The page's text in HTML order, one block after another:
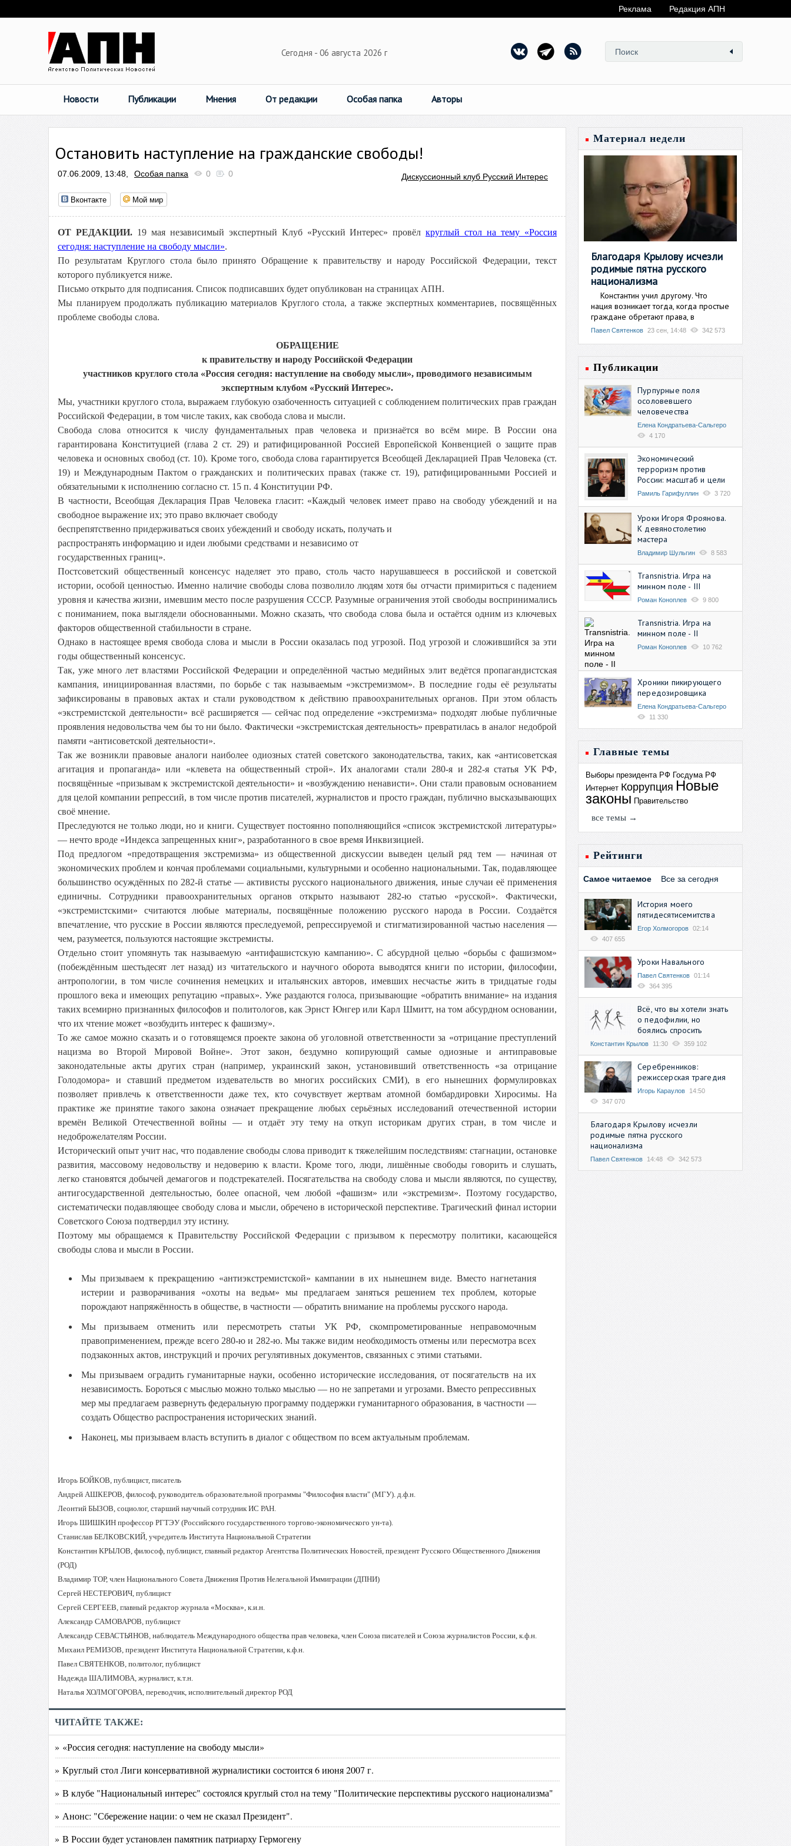
Реклама Редакция АПН
Сегодня - 06 августа 2026 г
Новости Публикации Мнения От редакции Особая папка Авторы
Остановить наступление на гражданские свободы!
07.06.2009, 13:48, Особая папка 0 0 Дискуссионный клуб Русский Интерес
Вконтакте Мой мир
ОТ РЕДАКЦИИ.19 мая независимый экспертный Клуб «Русский Интерес» провёлкруглый стол на тему «Россия
сегодня: наступление на свободу мысли».
По результатам Круглого стола было принято Обращение к правительству и народу Российской Федерации, текст
которого публикуется ниже.
Письмо открыто для подписания. Список подписавших будет опубликован на страницах АПН.
Мы планируем продолжать публикацию материалов Круглого стола, а также экспертных комментариев, посвящённых
проблеме свободы слова.
ОБРАЩЕНИЕ
к правительству и народу Российской Федерации
участников круглого стола «Россия сегодня: наступление на свободу мысли», проводимого независимым
экспертным клубом «Русский Интерес».
Мы, участники круглого стола, выражаем глубокую озабоченность ситуацией с соблюдением политических прав граждан
Российской Федерации, в том числе таких, как свобода слова и мысли.
Свобода слова относится к числу фундаментальных прав человека и признаётся во всём мире. В России она
гарантирована Конституцией (глава 2 ст. 29) и ратифицированной Россией Европейской Конвенцией о защите прав
человека и основных свобод (ст. 10). Кроме того, свобода слова гарантируется Всеобщей Декларацией Прав Человека (ст.
19) и Международным Пактом о гражданских и политических правах (также ст. 19), ратифицированными Россией и
обязательными к исполнению согласно ст. 15 п. 4 Конституции РФ.
В частности, Всеобщая Декларация Прав Человека гласит: «Каждый человек имеет право на свободу убеждений и на
свободное выражение их; это право включает свободу
беспрепятственно придерживаться своих убеждений и свободу искать, получать и
распространять информацию и идеи любыми средствами и независимо от
государственных границ».
Постсоветский общественный консенсус наделяет это право, столь часто нарушавшееся в российской и советской
истории, особой ценностью. Именно наличие свободы слова позволило людям хотя бы отчасти примириться с падением
уровня и качества жизни, имевшим место после разрушения СССР. Разумные ограничения этой свободы воспринимались
с пониманием, пока выглядели обоснованными. Можно сказать, что свобода слова была и остаётся одним из ключевых
факторов общественной стабильности в стране.
Однако в настоящее время свобода слова и мысли в России оказалась под угрозой. Под угрозой и сложившийся за эти
годы общественный консенсус.
Так, уже много лет властями Российской Федерации и определённой частью медийных элит ведётся пропагандистская
кампания, инициированная властями, по борьбе с так называемым «экстремизмом». В последние годы её результаты
зафиксированы в правовых актах и стали руководством к действию правоохранительных органов. При этом область
«экстремистской деятельности» всё расширяется — сейчас под определение «экстремизма» подходят любые публичные
проявления недовольства чем бы то ни было. Фактически «экстремистская деятельность» превратилась в аналог недоброй
памяти «антисоветской деятельности».
Так же возникли правовые аналоги наиболее одиозных статей советского законодательства, таких, как «антисоветская
агитация и пропаганда» или «клевета на общественный строй». Их аналогами стали 280-я и 282-я статья УК РФ,
посвящённые «призывам к экстремистской деятельности» и «возбуждению ненависти». Они стали правовым основанием
для целой компании репрессий, в том числе против писателей, журналистов и просто граждан, публично высказывающих
своё мнение.
Преследуются не только люди, но и книги. Существует постоянно пополняющийся «список экстремистской литературы»
— нечто вроде «Индекса запрещенных книг», разработанного в свое время Инквизицией.
Под предлогом «предотвращения экстремизма» из общественной дискуссии выведен целый ряд тем — начиная от
экономических проблем и кончая проблемами социальными, культурными и особенно национальными. Так, подавляющее
большинство осуждённых по 282-й статье — активисты русского национального движения, иные случаи её применения
единичны. Сотрудники правоохранительных органов открыто называют 282-ю статью «русской». Фактически,
«экстремистскими» считаются любые материалы, посвящённые положению русского народа в России. Создаётся
впечатление, что русские в России являются преследуемой, репрессируемой и стигматизированной частью населения —
чем, разумеется, пользуются настоящие экстремисты.
Отдельно стоит упомянуть так называемую «антифашистскую кампанию». С абсурдной целью «борьбы с фашизмом»
(побеждённым шестьдесят лет назад) из читательского и научного оборота выводятся книги по истории, философии,
антропологии, в том числе сочинения немецких и итальянских авторов, имевших несчастье жить в тридцатые годы
прошлого века и имеющих репутацию «правых». Уже раздаются голоса, призывающие «обратить внимание» на издания
таких всемирно признанных философов и политологов, как Эрнст Юнгер или Карл Шмитт, на том абсурдном основании,
что их чтение может «возбудить интерес к фашизму».
То же самое можно сказать и о готовящемся проекте закона об уголовной ответственности за «отрицание преступлений
нацизма во Второй Мировой Войне». Этот закон, бездумно копирующий самые одиозные и антиправовые
законодательные акты других стран (например, украинский закон, установивший ответственность «за отрицание
Голодомора» и ставший предметом издевательств во многих российских СМИ), в его нынешних формулировках
позволяет привлечь к ответственности даже тех, кто сочувствует жертвам атомной бомбардировки Хиросимы. На
практике же принятие такого закона означает прекращение любых серьёзных исследований отечественной истории
времён Великой Отечественной войны — и отдаёт эту тему на откуп историкам других стран, в том числе и
недоброжелателям России.
Исторический опыт учит нас, что подавление свободы слова приводит к тяжелейшим последствиям: стагнации, остановке
развития, массовому недовольству и недоверию к власти. Кроме того, люди, лишённые свободы говорить и слушать,
легко становятся добычей демагогов и подстрекателей. Посягательства на свободу слова и мысли являются, по существу,
антигосударственной деятельностью, более опасной, чем любой «фашизм» или «экстремизм». Поэтому государство,
систематически подавляющее свободу слова и мысли, обречено в исторической перспективе. Трагический финал истории
Советского Союза подтвердил эту истину.
Поэтому мы обращаемся к Правительству Российской Федерации с призывом к пересмотру политики, касающейся
свободы слова и мысли в России.
Мы призываем к прекращению «антиэкстремистской» кампании в их нынешнем виде. Вместо нагнетания
истерии и разворачивания «охоты на ведьм» мы предлагаем заняться решением тех проблем, которые
порождают напряжённость в обществе, в частности — обратить внимание на проблемы русского народа.
Мы призываем отменить или пересмотреть статьи УК РФ, скомпрометированные неправомочным
правоприменением, прежде всего 280-ю и 282-ю. Мы также видим необходимость отмены или пересмотра всех
подзаконных актов, инструкций и прочих регулятивных документов, связанных с этими статьями.
Мы призываем оградить гуманитарные науки, особенно исторические исследования, от посягательств на их
независимость. Бороться с мыслью можно только мыслью — но не запретами и угрозами. Вместо репрессивных
мер мы предлагаем развернуть федеральную программу поддержки гуманитарного образования, в частности —
создать Общество распространения исторических знаний.
Наконец, мы призываем власть вступить в диалог с обществом по всем актуальным проблемам.
Игорь БОЙКОВ, публицист, писатель
Андрей АШКЕРОВ, философ, руководитель образовательной программы "Философия власти" (МГУ). д.ф.н.
Леонтий БЫЗОВ, социолог, старший научный сотрудник ИС РАН.
Игорь ШИШКИН профессор РГТЭУ (Российского государственного торгово-экономического ун-та).
Станислав БЕЛКОВСКИЙ, учредитель Института Национальной Стратегии
Константин КРЫЛОВ, философ, публицист, главный редактор Агентства Политических Новостей, президент Русского Общественного Движения
(РОД)
Владимир ТОР, член Национального Совета Движения Против Нелегальной Иммиграции (ДПНИ)
Сергей НЕСТЕРОВИЧ, публицист
Сергей СЕРГЕЕВ, главный редактор журнала «Москва», к.и.н.
Александр САМОВАРОВ, публицист
Александр СЕВАСТЬЯНОВ, наблюдатель Международного общества прав человека, член Союза писателей и Союза журналистов России, к.ф.н.
Михаил РЕМИЗОВ, президент Института Национальной Стратегии, к.ф.н.
Павел СВЯТЕНКОВ, политолог, публицист
Надежда ШАЛИМОВА, журналист, к.т.н.
Наталья ХОЛМОГОРОВА, переводчик, исполнительный директор РОД
ЧИТАЙТЕ ТАКЖЕ:
» «Россия сегодня: наступление на свободу мысли»
» Круглый стол Лиги консервативной журналистики состоится 6 июня 2007 г.
» В клубе "Национальный интерес" состоялся круглый стол на тему "Политические перспективы русского национализма"
» Анонс: "Сбережение нации: о чем не сказал Президент".
» В России будет установлен памятник патриарху Гермогену
Материал недели
Благодаря Крылову исчезли
родимые пятна русского
национализма
Константин учил другому. Что
нация возникает тогда, когда простые
граждане обретают права, в
Павел Святенков 23 сен, 14:48 342 573
Публикации
Пурпурные поля
осоловевшего
человечества
Елена Кондратьева-Сальгеро
4 170
Экономический
терроризм против
России: масштаб и цели
Рамиль Гарифуллин 3 720
Уроки Игоря Фроянова.
К девяностолетию
мастера
Владимир Шульгин 8 583
Transnistria. Игра на
минном поле - III
Роман Коноплев 9 800
Transnistria. Игра на
минном поле - II
Роман Коноплев 10 762
Хроники пикирующего
передозировщика
Елена Кондратьева-Сальгеро
11 330
Главные темы
Выборы президента РФ Госдума РФ
Интернет Коррупция Новые
законы Правительство
все темы →
Рейтинги
Самое читаемое Все за сегодня
История моего
пятидесятисемитства
Егор Холмогоров 02:14
407 655
Уроки Навального
Павел Святенков 01:14
364 395
Всё, что вы хотели знать
о педофилии, но
боялись спросить
Константин Крылов 11:30 359 102
Серебренников:
режиссерская трагедия
Игорь Караулов
14:50
347 070
Благодаря Крылову исчезли
родимые пятна русского
национализма
Павел Святенков 14:48 342 573